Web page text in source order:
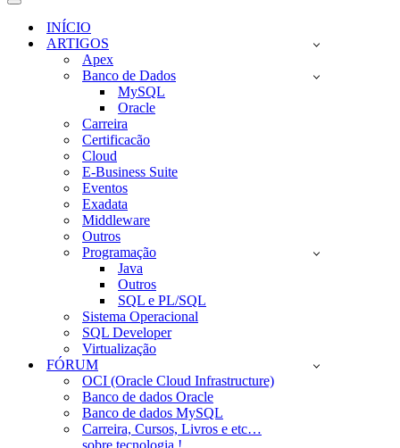
navegação
Menu
navegaçãoINÍCIO
ARTIGOS
Apex
Banco de Dados
MySQL
Oracle
Carreira
Certificacão
Cloud
E-Business Suite
Eventos
Exadata
Middleware
Outros
Programação
Java
Outros
SQL e PL/SQL
Sistema Operacional
SQL Developer
Virtualização
FÓRUM
OCI (Oracle Cloud Infrastructure)
Banco de dados Oracle
Banco de dados MySQL
Carreira, Cursos, Livros e etc…
sobre tecnologia !